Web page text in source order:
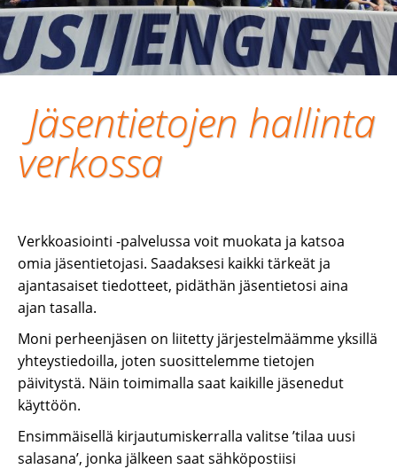
Jäsentietojen hallinta
verkossa
Verkkoasiointi -palvelussa voit muokata ja katsoa
omia jäsentietojasi. Saadaksesi kaikki tärkeät ja
ajantasaiset tiedotteet, pidäthän jäsentietosi aina
ajan tasalla.
Moni perheenjäsen on liitetty järjestelmäämme yksillä
yhteystiedoilla, joten suosittelemme tietojen
päivitystä. Näin toimimalla saat kaikille jäsenedut
käyttöön.
Ensimmäisellä kirjautumiskerralla valitse ’tilaa uusi
salasana’, jonka jälkeen saat sähköpostiisi